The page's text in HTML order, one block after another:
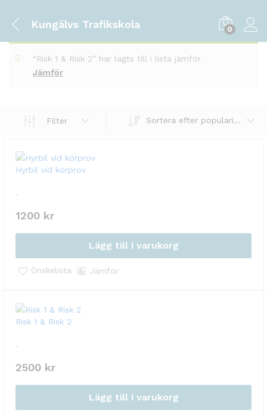
Kungälvs Trafikskola 0
Jämför
“‏Risk 1 & Risk 2” har lagts till i lista jämför
Filter Sortera efter popularitet
Hyrbil vid körprov
.
1200 kr
Lägg till i varukorg
Önskelista Jämför
‏Risk 1 & Risk 2
.
2500 kr
Lägg till i varukorg